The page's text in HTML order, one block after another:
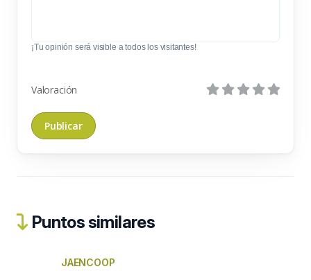
¡Tu opinión será visible a todos los visitantes!
Valoración
Puntos similares
JAENCOOP